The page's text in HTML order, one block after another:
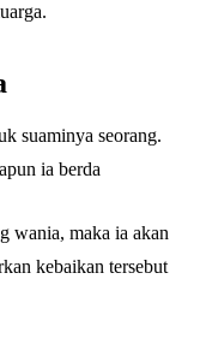
suaminya seorang.
ia berda
wania, maka ia akan
kebaikan tersebut